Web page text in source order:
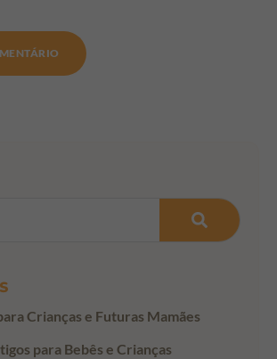
Crianças e Futuras Mamães
para Bebês e Crianças